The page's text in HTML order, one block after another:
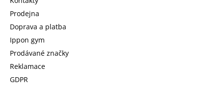
Prodejna
Doprava a platba
Ippon gym
Prodávané značky
Reklamace
GDPR